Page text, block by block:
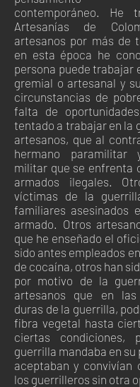
contemporáneo. He
Artesanías de
artesanos por más de
en esta época he
persona puede trabajar
gremial o artesanal y
circunstancias de
falta de
tentado a trabajar en la
artesanos, que al
hermano
militar que se enfrenta
armados ilegales.
víctimas de la
familiares asesinados
armado. Otros
que he enseñado el
sido antes empleados
de cocaína, otros han
por motivo de la
artesanos que en
duras de la guerrilla,
fibra vegetal hasta
ciertas condiciones,
guerrilla mandaba en su
aceptaban y convivían
los guerrilleros sin otra